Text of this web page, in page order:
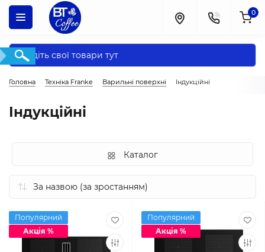
0
Головна Техніка Franke Варильні поверхні Індукційні
Індукційні
Каталог
Популярний
Акція %
Популярний
Акція %